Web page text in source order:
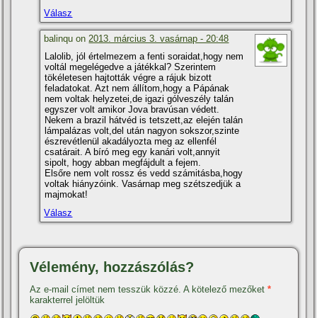
Válasz
balinqu on2013. március 3. vasárnap - 20:48
Lalolib, jól értelmezem a fenti soraidat,hogy nem
voltál megelégedve a játékkal? Szerintem
tökéletesen hajtották végre a rájuk bizott
feladatokat. Azt nem állí­tom,hogy a Pápának
nem voltak helyzetei,de igazi gólveszély talán
egyszer volt amikor Jova bravúsan védett.
Nekem a brazil hátvéd is tetszett,az elején talán
lámpalázas volt,del után nagyon sokszor,szinte
észrevétlenül akadályozta meg az ellenfél
csatárait. A bí­ró meg egy kanári volt,annyit
sipolt, hogy abban megfájdult a fejem.
Elsőre nem volt rossz és vedd számitásba,hogy
voltak hiányzóink. Vasárnap meg szétszedjük a
majmokat!
Válasz
Vélemény, hozzászólás?
Az e-mail címet nem tesszük közzé. A kötelező mezőket*
karakterrel jelöltük